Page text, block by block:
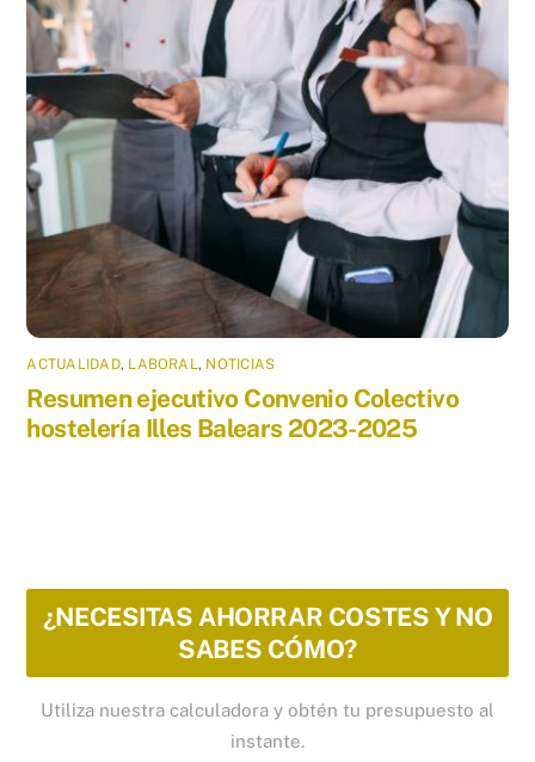
ACTUALIDAD, LABORAL, NOTICIAS
Resumen ejecutivo Convenio Colectivo
hostelería Illes Balears 2023-2025
¿NECESITAS AHORRAR COSTES Y NO
SABES CÓMO?
Utiliza nuestra calculadora y obtén tu presupuesto al
instante.